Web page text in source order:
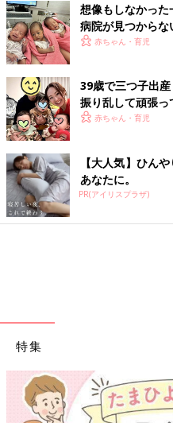
想像もしなかっ
病院が見つから
経験！【体験談】
赤ちゃん・育児
39歳で三つ子出
振り乱して頑張っ
怒涛の育児とは！
赤ちゃん・育児
【大人気】ひん
あなたに。
PR(アイリスプラザ)
特集